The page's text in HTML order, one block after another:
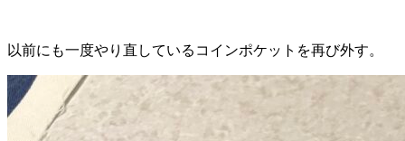
以前にも一度やり直しているコインポケットを再び外す。